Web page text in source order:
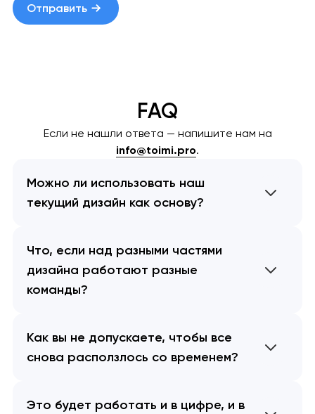
Отправить
FAQ
Если не нашли ответа — напишите нам на
info@toimi.pro.
Можно ли использовать наш
текущий дизайн как основу?
Что, если над разными частями
дизайна работают разные
команды?
Как вы не допускаете, чтобы все
снова расползлось со временем?
Это будет работать и в цифре, и в